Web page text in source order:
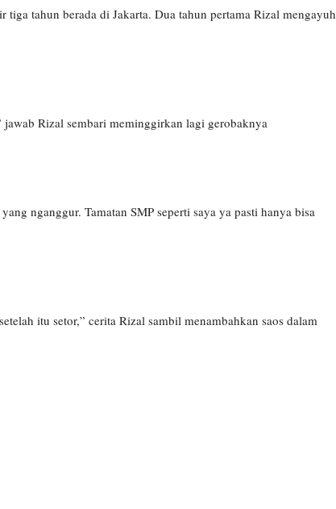
tahun berada di Jakarta. Dua tahun pertama Rizal mengayuh
jawab Rizal sembari meminggirkan lagi gerobaknya
nganggur. Tamatan SMP seperti saya ya pasti hanya bisa
itu setor,” cerita Rizal sambil menambahkan saos dalam